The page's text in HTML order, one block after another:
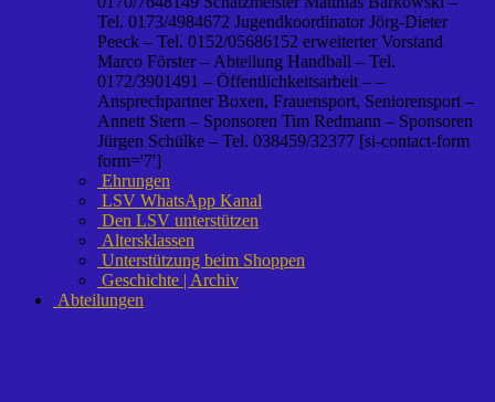
Tel. 0173/4984672 Jugendkoordinator Jörg-Dieter
Peeck – Tel. 0152/05686152 erweiterter Vorstand
Marco Förster – Abteilung Handball – Tel.
0172/3901491 – Öffentlichkeitsarbeit – –
Ansprechpartner Boxen, Frauensport, Seniorensport –
Annett Stern – Sponsoren Tim Redmann – Sponsoren
Jürgen Schülke – Tel. 038459/32377 [si-contact-form
form='7']
Ehrungen
LSV WhatsApp Kanal
Den LSV unterstützen
Altersklassen
Unterstützung beim Shoppen
Geschichte | Archiv
Abteilungen